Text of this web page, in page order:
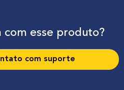
com esse produto?
com suporte